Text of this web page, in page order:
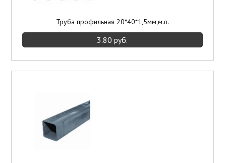
Труба профильная 20*40*1,5мм,м.п.
3.80 руб.